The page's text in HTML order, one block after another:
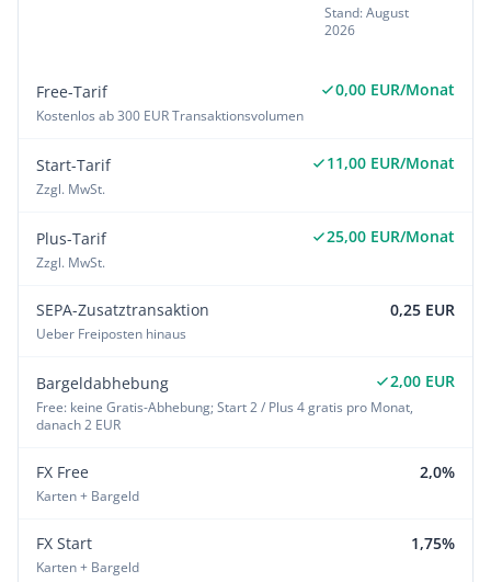
Stand: August
2026
Free-Tarif 0,00 EUR/Monat
Kostenlos ab 300 EUR Transaktionsvolumen
Start-Tarif 11,00 EUR/Monat
Zzgl. MwSt.
Plus-Tarif 25,00 EUR/Monat
Zzgl. MwSt.
SEPA-Zusatztransaktion 0,25 EUR
Ueber Freiposten hinaus
Bargeldabhebung 2,00 EUR
Free: keine Gratis-Abhebung; Start 2 / Plus 4 gratis pro Monat,
danach 2 EUR
FX Free 2,0%
Karten + Bargeld
FX Start 1,75%
Karten + Bargeld